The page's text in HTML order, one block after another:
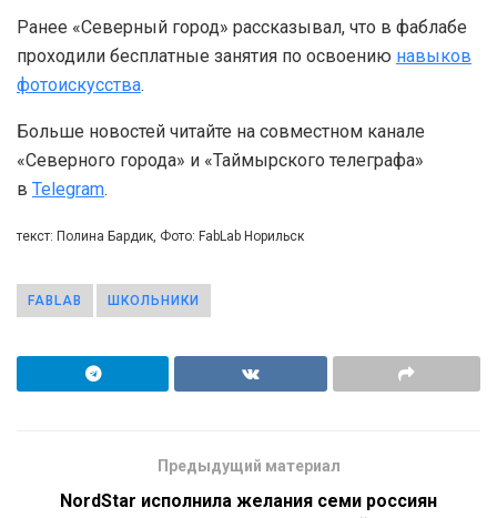
Ранее «Северный город» рассказывал, что в фаблабе
проходили бесплатные занятия по освоению навыков
фотоискусства.
Больше новостей читайте на совместном канале
«Северного города» и «Таймырского телеграфа»
в Telegram.
текст: Полина Бардик, Фото: FabLab Норильск
FABLAB ШКОЛЬНИКИ
Предыдущий материал
NordStar исполнила желания семи россиян